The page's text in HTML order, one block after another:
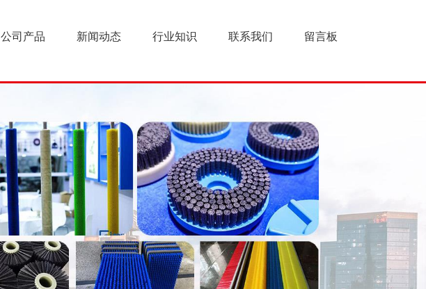
公司产品 新闻动态 行业知识 联系我们 留言板